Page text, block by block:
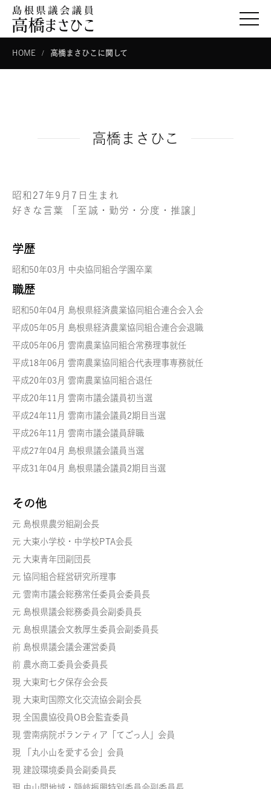
HOME 高橋まさひこに関して
高橋まさひこ
昭和27年9月7日生まれ
好きな言葉 「至誠・勤労・分度・推譲」
学歴
昭和50年03月 中央協同組合学園卒業
職歴
昭和50年04月 島根県経済農業協同組合連合会入会
平成05年05月 島根県経済農業協同組合連合会退職
平成05年06月 雲南農業協同組合常務理事就任
平成18年06月 雲南農業協同組合代表理事専務就任
平成20年03月 雲南農業協同組合退任
平成20年11月 雲南市議会議員初当選
平成24年11月 雲南市議会議員2期目当選
平成26年11月 雲南市議会議員辞職
平成27年04月 島根県議会議員当選
平成31年04月 島根県議会議員2期目当選
その他
元 島根県農労組副会長
元 大東小学校・中学校PTA会長
元 大東青年団副団長
元 協同組合経営研究所理事
元 雲南市議会総務常任委員会委員長
元 島根県議会総務委員会副委員長
元 島根県議会文教厚生委員会副委員長
前 島根県議会議会運営委員
前 農水商工委員会委員長
現 大東町七夕保存会会長
現 大東町国際文化交流協会副会長
現 全国農協役員OB会監査委員
現 雲南病院ボランティア「てごっ人」会員
現 「丸小山を愛する会」会員
現 建設環境委員会副委員長